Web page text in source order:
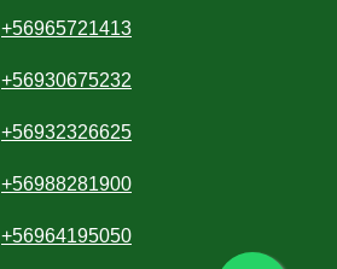
+56965721413
+56930675232
+56932326625
+56988281900
+56964195050